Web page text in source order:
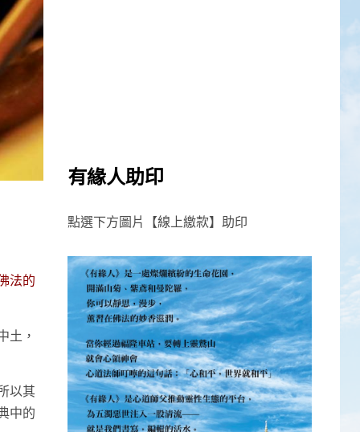
法的
土，
以其
中的
有緣人助印
點選下方圖片【線上繳款】助印